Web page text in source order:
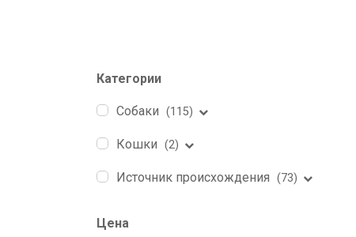
Категории
Собаки (115)
Кошки (2)
Источник происхождения (73)
Цена